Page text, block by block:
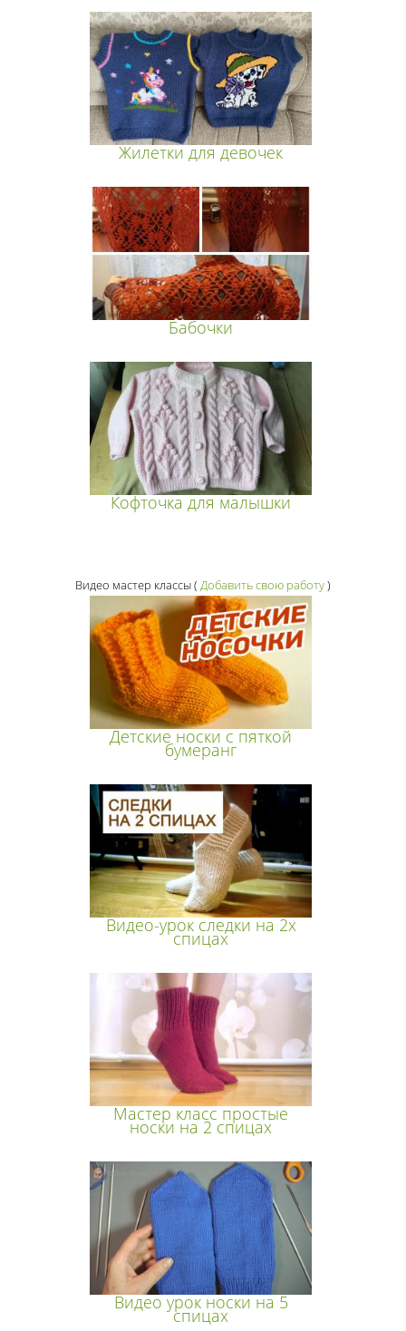
Жилетки для девочек
Бабочки
Кофточка для малышки
Видео мастер классы( Добавить свою работу)
Детские носки с пяткой
бумеранг
Видео-урок следки на 2х
спицах
Мастер класс простые
носки на 2 спицах
Видео урок носки на 5
спицах